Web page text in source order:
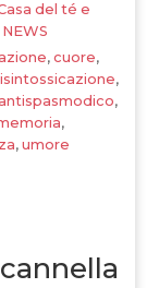
del té e
,cuore,
,
,
,
,umore